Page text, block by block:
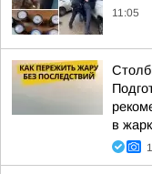
11:05
в